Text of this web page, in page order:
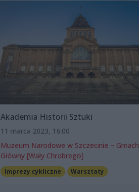
Akademia Historii Sztuki
11 marca 2023, 16:00
Muzeum Narodowe w Szczecinie – Gmach
Główny [Wały Chrobrego]
Imprezy cykliczne Warsztaty